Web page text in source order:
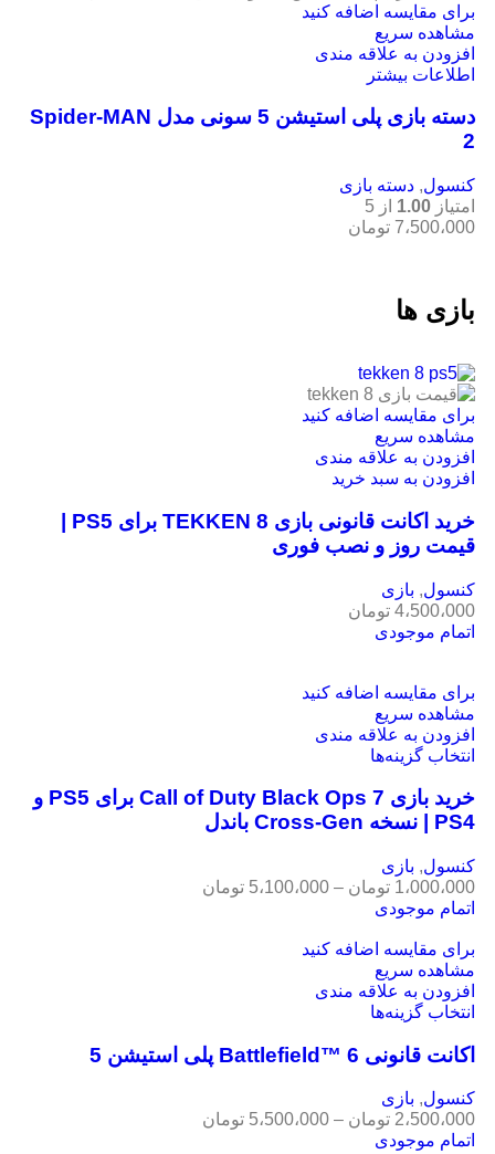
برای مقایسه اضافه کنید
مشاهده سریع
افزودن به علاقه مندی
اطلاعات بیشتر
دسته بازی پلی استیشن 5 سونی مدل Spider-MAN
2
کنسول, دسته بازی
امتیاز 1.00 از 5
7،500،000 تومان
بازی ها
برای مقایسه اضافه کنید
مشاهده سریع
افزودن به علاقه مندی
افزودن به سبد خرید
خرید اکانت قانونی بازی TEKKEN 8 برای PS5 |
قیمت روز و نصب فوری
کنسول, بازی
4،500،000 تومان
اتمام موجودی
برای مقایسه اضافه کنید
مشاهده سریع
افزودن به علاقه مندی
انتخاب گزینه‌ها
خرید بازی Call of Duty Black Ops 7 برای PS5 و
PS4 | نسخه Cross-Gen باندل
کنسول, بازی
1،000،000 تومان – 5،100،000 تومان
اتمام موجودی
برای مقایسه اضافه کنید
مشاهده سریع
افزودن به علاقه مندی
انتخاب گزینه‌ها
اکانت قانونی Battlefield™ 6 پلی استیشن 5
کنسول, بازی
2،500،000 تومان – 5،500،000 تومان
اتمام موجودی